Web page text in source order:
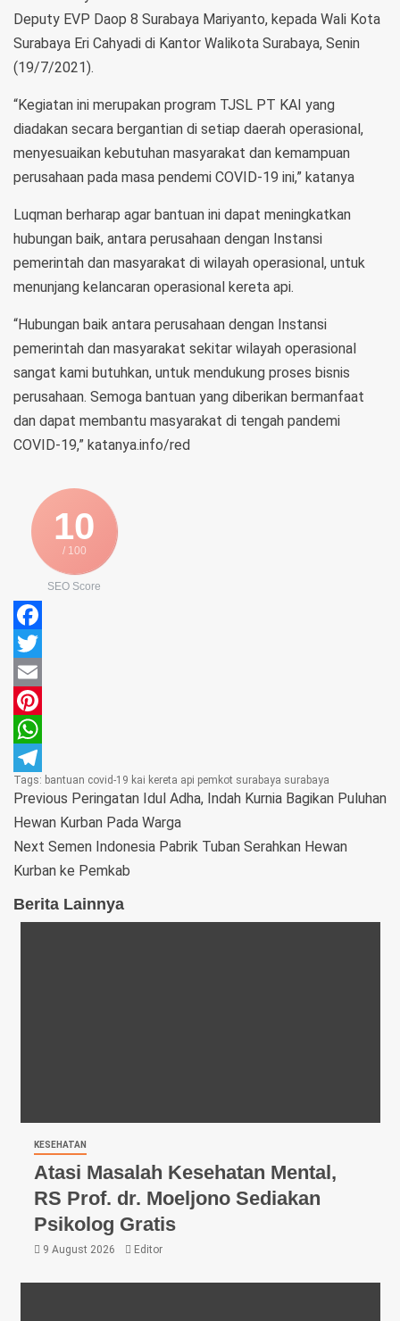
Deputy EVP Daop 8 Surabaya Mariyanto, kepada Wali Kota
Surabaya Eri Cahyadi di Kantor Walikota Surabaya, Senin
(19/7/2021).
“Kegiatan ini merupakan program TJSL PT KAI yang
diadakan secara bergantian di setiap daerah operasional,
menyesuaikan kebutuhan masyarakat dan kemampuan
perusahaan pada masa pendemi COVID-19 ini,” katanya
Luqman berharap agar bantuan ini dapat meningkatkan
hubungan baik, antara perusahaan dengan Instansi
pemerintah dan masyarakat di wilayah operasional, untuk
menunjang kelancaran operasional kereta api.
“Hubungan baik antara perusahaan dengan Instansi
pemerintah dan masyarakat sekitar wilayah operasional
sangat kami butuhkan, untuk mendukung proses bisnis
perusahaan. Semoga bantuan yang diberikan bermanfaat
dan dapat membantu masyarakat di tengah pandemi
COVID-19,” katanya.info/red
10
/ 100
SEO Score
Facebook
Twitter
Email
Pinterest
WhatsApp
Telegram
Tags: bantuan covid-19 kai kereta api pemkot surabaya surabaya
Previous Peringatan Idul Adha, Indah Kurnia Bagikan Puluhan
Hewan Kurban Pada Warga
Next Semen Indonesia Pabrik Tuban Serahkan Hewan
Kurban ke Pemkab
Berita Lainnya
KESEHATAN
Atasi Masalah Kesehatan Mental,
RS Prof. dr. Moeljono Sediakan
Psikolog Gratis
9 August 2026 Editor